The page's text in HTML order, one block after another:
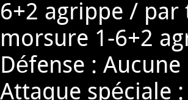
6+2 agrippe / par
morsure 1-6+2
Défense : Aucune
Attaque spéciale